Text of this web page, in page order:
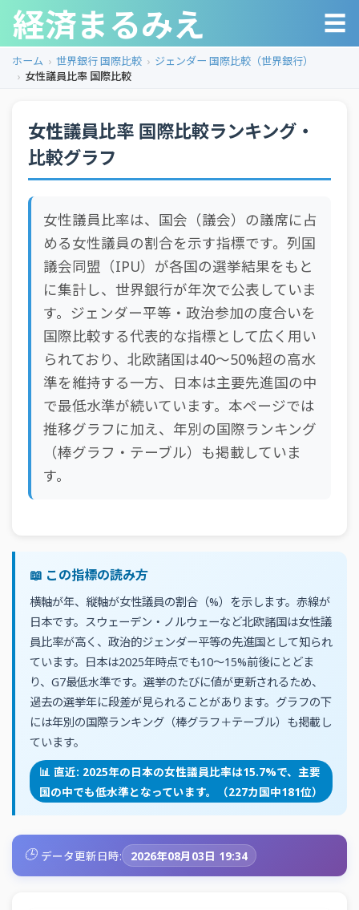
経済まるみえ ☰
ホーム 世界銀行 国際比較
ジェンダー 国際比較（世界銀行）
女性議員比率 国際比較
女性議員比率 国際比較ランキング・
比較グラフ
女性議員比率は、国会（議会）の議席に占
める女性議員の割合を示す指標です。列国
議会同盟（IPU）が各国の選挙結果をもと
に集計し、世界銀行が年次で公表していま
す。ジェンダー平等・政治参加の度合いを
国際比較する代表的な指標として広く用い
られており、北欧諸国は40〜50%超の高水
準を維持する一方、日本は主要先進国の中
で最低水準が続いています。本ページでは
推移グラフに加え、年別の国際ランキング
（棒グラフ・テーブル）も掲載していま
す。
📖 この指標の読み方
横軸が年、縦軸が女性議員の割合（%）を示します。赤線が
日本です。スウェーデン・ノルウェーなど北欧諸国は女性議
員比率が高く、政治的ジェンダー平等の先進国として知られ
ています。日本は2025年時点でも10〜15%前後にとどま
り、G7最低水準です。選挙のたびに値が更新されるため、
過去の選挙年に段差が見られることがあります。グラフの下
には年別の国際ランキング（棒グラフ＋テーブル）も掲載し
ています。
📊 直近: 2025年の日本の女性議員比率は15.7%で、主要
国の中でも低水準となっています。（227カ国中181位）
🕒 データ更新日時: 2026年08月03日 19:34